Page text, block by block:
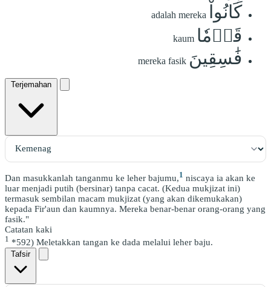
كَانُواْ adalah mereka
قَوۡمٗا kaum
فَٰسِقِينَ mereka fasik
Terjemahan
Dan masukkanlah tanganmu ke leher bajumu,1 niscaya ia akan ke
luar menjadi putih (bersinar) tanpa cacat. (Kedua mukjizat ini)
termasuk sembilan macam mukjizat (yang akan dikemukakan)
kepada Fir'aun dan kaumnya. Mereka benar-benar orang-orang yang
fasik."
Catatan kaki
1 *592) Meletakkan tangan ke dada melalui leher baju.
Tafsir